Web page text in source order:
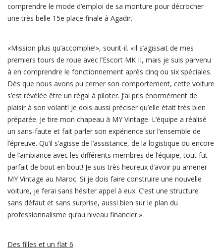
comprendre le mode d’emploi de sa monture pour décrocher
une très belle 15e place finale à Agadir.
«Mission plus qu’accomplie!», sourit-il. «Il s’agissait de mes
premiers tours de roue avec l’Escort MK II, mais je suis parvenu
à en comprendre le fonctionnement après cinq ou six spéciales.
Dès que nous avons pu cerner son comportement, cette voiture
s’est révélée être un régal à piloter. J’ai pris énormément de
plaisir à son volant! Je dois aussi préciser qu’elle était très bien
préparée. Je tire mon chapeau à MY Vintage. L’équipe a réalisé
un sans-faute et fait parler son expérience sur l’ensemble de
l’épreuve. Qu’il s’agisse de l’assistance, de la logistique ou encore
de l’ambiance avec les différents membres de l’équipe, tout fut
parfait de bout en bout! Je suis très heureux d’avoir pu amener
MY Vintage au Maroc. Si je dois faire construire une nouvelle
voiture, je ferai sans hésiter appel à eux. C’est une structure
sans défaut et sans surprise, aussi bien sur le plan du
professionnalisme qu’au niveau financier.»
Des filles et un flat 6